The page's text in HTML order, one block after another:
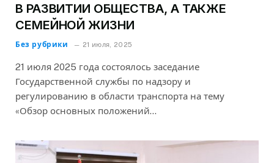
В РАЗВИТИИ ОБЩЕСТВА, А ТАКЖЕ
СЕМЕЙНОЙ ЖИЗНИ
Без рубрики 21 июля, 2025
21 июля 2025 года состоялось заседание
Государственной службы по надзору и
регулированию в области транспорта на тему
«Обзор основных положений…